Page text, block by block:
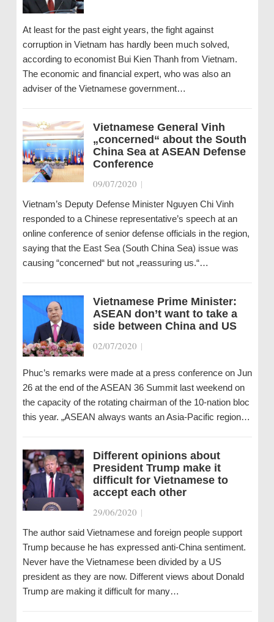
At least for the past eight years, the fight against
corruption in Vietnam has hardly been much solved,
according to economist Bui Kien Thanh from Vietnam.
The economic and financial expert, who was also an
adviser of the Vietnamese government…
Vietnamese General Vinh
„concerned“ about the South
China Sea at ASEAN Defense
Conference
09/07/2020 |
Vietnam’s Deputy Defense Minister Nguyen Chi Vinh
responded to a Chinese representative’s speech at an
online conference of senior defense officials in the region,
saying that the East Sea (South China Sea) issue was
causing “concerned“ but not „reassuring us.“…
Vietnamese Prime Minister:
ASEAN don’t want to take a
side between China and US
02/07/2020 |
Phuc’s remarks were made at a press conference on Jun
26 at the end of the ASEAN 36 Summit last weekend on
the capacity of the rotating chairman of the 10-nation bloc
this year. „ASEAN always wants an Asia-Pacific region…
Different opinions about
President Trump make it
difficult for Vietnamese to
accept each other
29/06/2020 |
The author said Vietnamese and foreign people support
Trump because he has expressed anti-China sentiment.
Never have the Vietnamese been divided by a US
president as they are now. Different views about Donald
Trump are making it difficult for many…